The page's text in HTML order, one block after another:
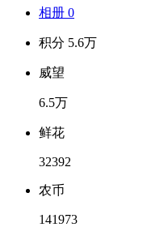
相册 0
积分 5.6万
威望
6.5万
鲜花
32392
农币
141973